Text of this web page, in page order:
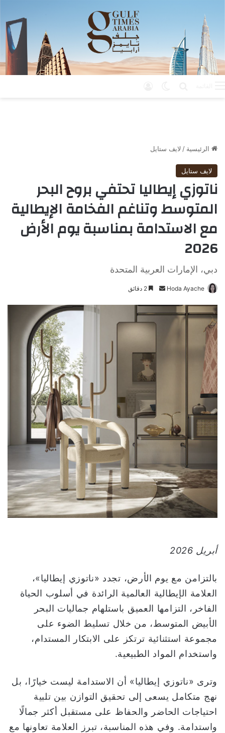
الرئيسية / لايف ستايل
لايف ستايل
ناتوزي إيطاليا تحتفي بروح البحر
المتوسط وتناغم الفخامة الإيطالية
مع الاستدامة بمناسبة يوم الأرض
2026
دبي، الإمارات العربية المتحدة
Hoda Ayache
س
ل
ت
ن
ي
ا
أبريل 2026
بالتزامن مع يوم الأرض، تجدد «ناتوزي إيطاليا»،
العلامة الإيطالية العالمية الرائدة في أسلوب الحياة
الفاخر، التزامها العميق باستلهام جماليات البحر
الأبيض المتوسط، من خلال تسليط الضوء على
مجموعة استثنائية ترتكز على الابتكار المستدام،
واستخدام المواد الطبيعية.
وترى «ناتوزي إيطاليا» أن الاستدامة ليست خيارًا، بل
نهج متكامل يسعى إلى تحقيق التوازن بين تلبية
احتياجات الحاضر والحفاظ على مستقبل أكثر جمالًا
واستدامة. وفي هذه المناسبة، تبرز العلامة تعاونها مع